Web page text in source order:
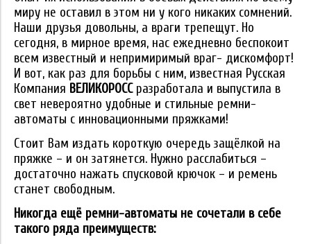
миру не оставил в этом ни у кого никаких сомнений.
Наши друзья довольны, а враги трепещут. Но
сегодня, в мирное время, нас ежедневно беспокоит
всем известный и непримиримый враг- дискомфорт!
И вот, как раз для борьбы с ним, известная Русская
Компания ВЕЛИКОРОСС разработала и выпустила в
свет невероятно удобные и стильные ремни-
автоматы с инновационными пряжками!
Стоит Вам издать короткую очередь защёлкой на
пряжке – и он затянется. Нужно расслабиться –
достаточно нажать спусковой крючок – и ремень
станет свободным.
Никогда ещё ремни-автоматы не сочетали в себе
такого ряда преимуществ: